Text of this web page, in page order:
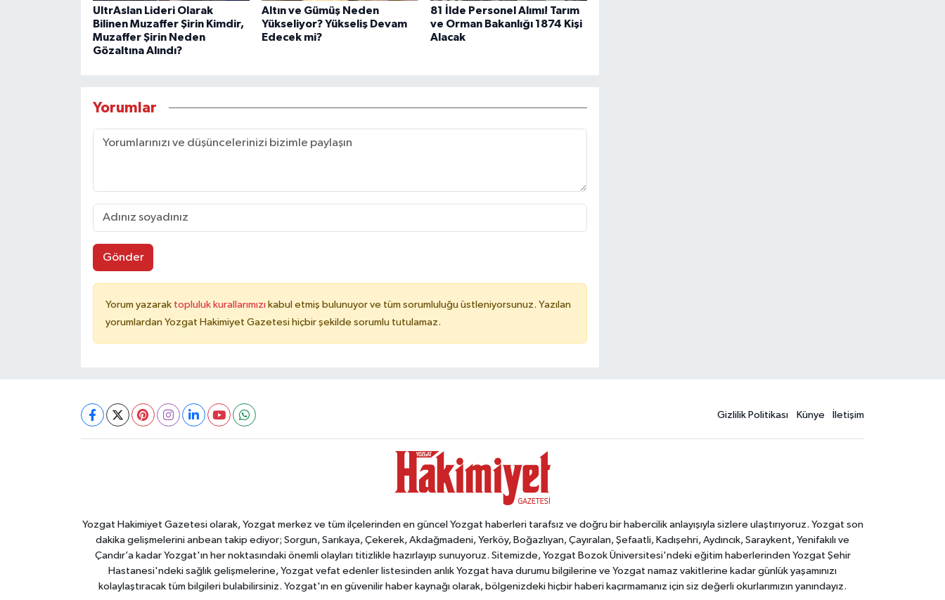
UltrAslan Lideri Olarak
Bilinen Muzaffer Şirin Kimdir,
Muzaffer Şirin Neden
Gözaltına Alındı?
Altın ve Gümüş Neden
Yükseliyor? Yükseliş Devam
Edecek mi?
81 İlde Personel Alımı! Tarım
ve Orman Bakanlığı 1874 Kişi
Alacak
Yorumlar
Gönder
Yorum yazarak topluluk kurallarımızı kabul etmiş bulunuyor ve tüm sorumluluğu üstleniyorsunuz. Yazılan
yorumlardan Yozgat Hakimiyet Gazetesi hiçbir şekilde sorumlu tutulamaz.
Gizlilik Politikası Künye İletişim
Yozgat Hakimiyet Gazetesi olarak, Yozgat merkez ve tüm ilçelerinden en güncel Yozgat haberleri tarafsız ve doğru bir habercilik anlayışıyla sizlere ulaştırıyoruz. Yozgat son
dakika gelişmelerini anbean takip ediyor; Sorgun, Sarıkaya, Çekerek, Akdağmadeni, Yerköy, Boğazlıyan, Çayıralan, Şefaatli, Kadışehri, Aydıncık, Saraykent, Yenifakılı ve
Çandır’a kadar Yozgat'ın her noktasındaki önemli olayları titizlikle hazırlayıp sunuyoruz. Sitemizde, Yozgat Bozok Üniversitesi'ndeki eğitim haberlerinden Yozgat Şehir
Hastanesi'ndeki sağlık gelişmelerine, Yozgat vefat edenler listesinden anlık Yozgat hava durumu bilgilerine ve Yozgat namaz vakitlerine kadar günlük yaşamınızı
kolaylaştıracak tüm bilgileri bulabilirsiniz. Yozgat'ın en güvenilir haber kaynağı olarak, bölgenizdeki hiçbir haberi kaçırmamanız için siz değerli okurlarımızın yanındayız.